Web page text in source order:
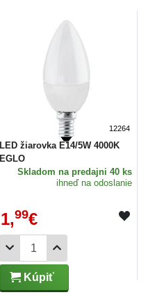
12264
LED žiarovka E14/5W 4000K
EGLO
Skladom na predajni 40 ks
ihneď na odoslanie
1,99€
Kúpiť